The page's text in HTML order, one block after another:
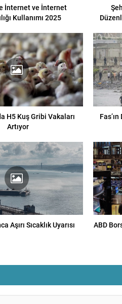
İnternet ve İnternet
Kullanımı 2025
H5 Kuş Gribi Vakaları
Artıyor
Aşırı Sıcaklık Uyarısı
ABD